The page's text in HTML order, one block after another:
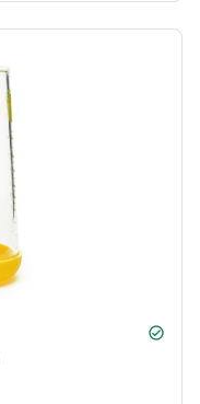
check_circle